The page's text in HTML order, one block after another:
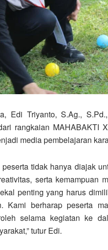
Edi Triyanto, S.Ag.,
rangkaian MAHABAKTI
media pembelajaran
tidak hanya diajak
serta kemampuan
penting yang harus
Kami berharap peserta
selama kegiatan ke
tutur Edi.